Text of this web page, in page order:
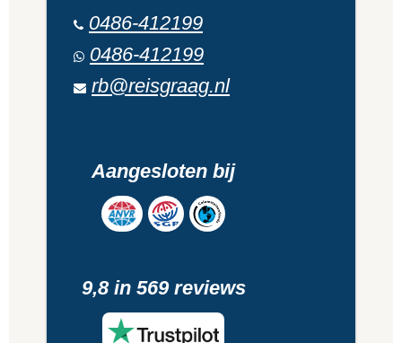
0486-412199
0486-412199
rb@reisgraag.nl
Aangesloten bij
9,8 in 569 reviews